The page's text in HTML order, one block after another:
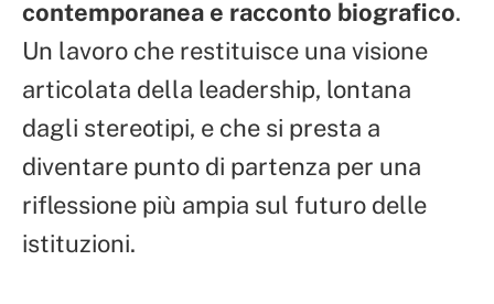
contemporanea e racconto biografico.
Un lavoro che restituisce una visione
articolata della leadership, lontana
dagli stereotipi, e che si presta a
diventare punto di partenza per una
riflessione più ampia sul futuro delle
istituzioni.